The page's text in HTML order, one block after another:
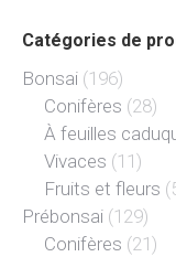
Catégories de
Bonsai (196)
Conifères (28)
À feuilles
Vivaces (11)
Fruits et fleurs
Prébonsai (129)
Conifères (21)